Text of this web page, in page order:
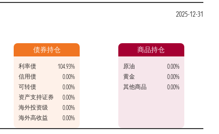
2025-12-31
债券持仓
利率债
104.93%
信用债
0.00%
可转债
0.00%
资产支持证券
0.00%
海外投资级
0.00%
海外高收益
0.00%
商品持仓
原油
0.00%
黄金
0.00%
其他商品
0.00%